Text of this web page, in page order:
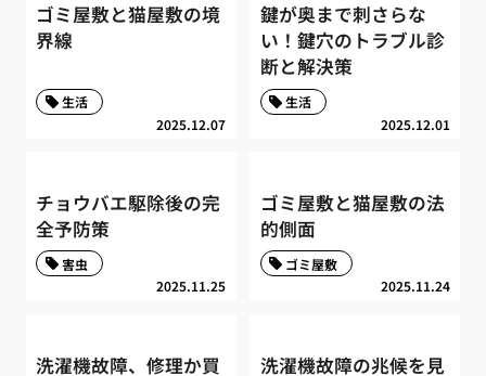
ゴミ屋敷と猫屋敷の境
界線
2025.12.07
生活
鍵が奥まで刺さらな
い！鍵穴のトラブル診
断と解決策
2025.12.01
生活
チョウバエ駆除後の完
全予防策
2025.11.25
害虫
ゴミ屋敷と猫屋敷の法
的側面
2025.11.24
ゴミ屋敷
洗濯機故障、修理か買
洗濯機故障の兆候を見